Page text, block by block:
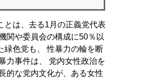
とは、去る1月の正義党代表
関や委員会の構成に50％以
緑色党も、 性暴力の輪を断
力事件は、 党内女性政治を
的な党内文化が、ある女性